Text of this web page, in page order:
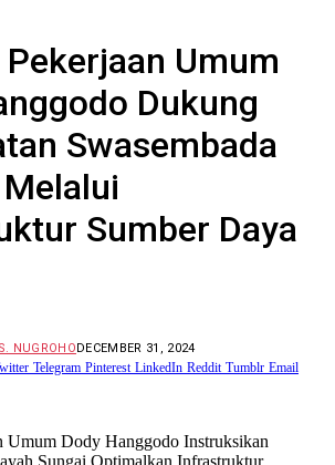
Umum
Dukung
Swasembada
Sumber Daya
NUGROHODECEMBER 31, 2024
Telegram Pinterest LinkedIn Reddit Tumblr Email
Umum Dody Hanggodo Instruksikan
Sungai Optimalkan Infrastruktur